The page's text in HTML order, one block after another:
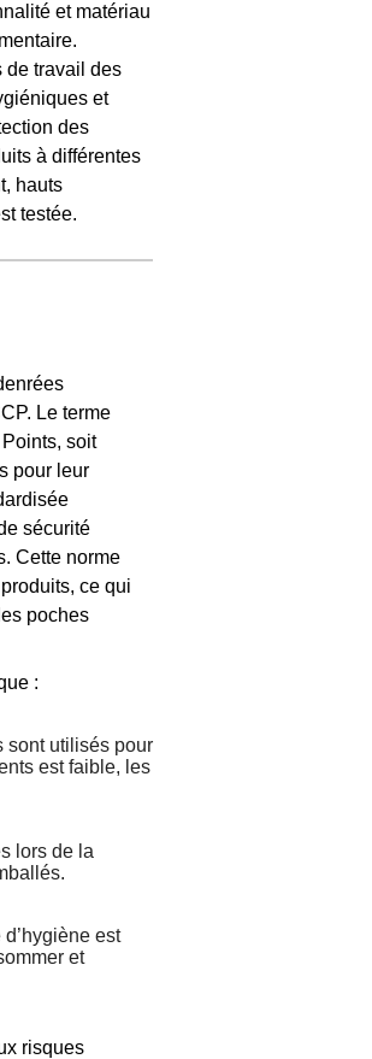
et matériau
de travail des
et
des
à différentes
hauts
testée.
Le terme
soit
pour leur
sécurité
Cette norme
ce qui
poches
:
sont utilisés pour
est faible, les
lors de la
est
et
risques